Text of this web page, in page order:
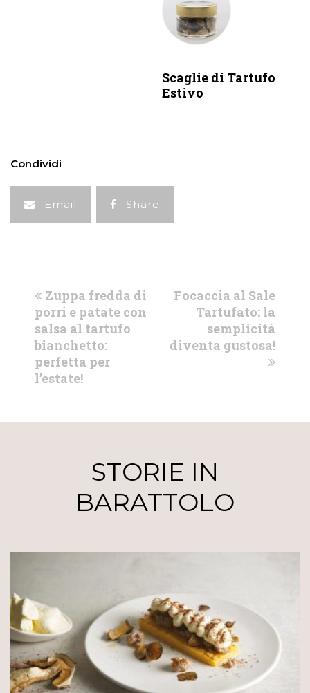
Scaglie di Tartufo
Estivo
Condividi
Email Share
previous
post:
Zuppa fredda di
porri e patate con
salsa al tartufo
bianchetto:
perfetta per
l’estate!
next
post:
Focaccia al Sale
Tartufato: la
semplicità
diventa gustosa!
STORIE IN
BARATTOLO